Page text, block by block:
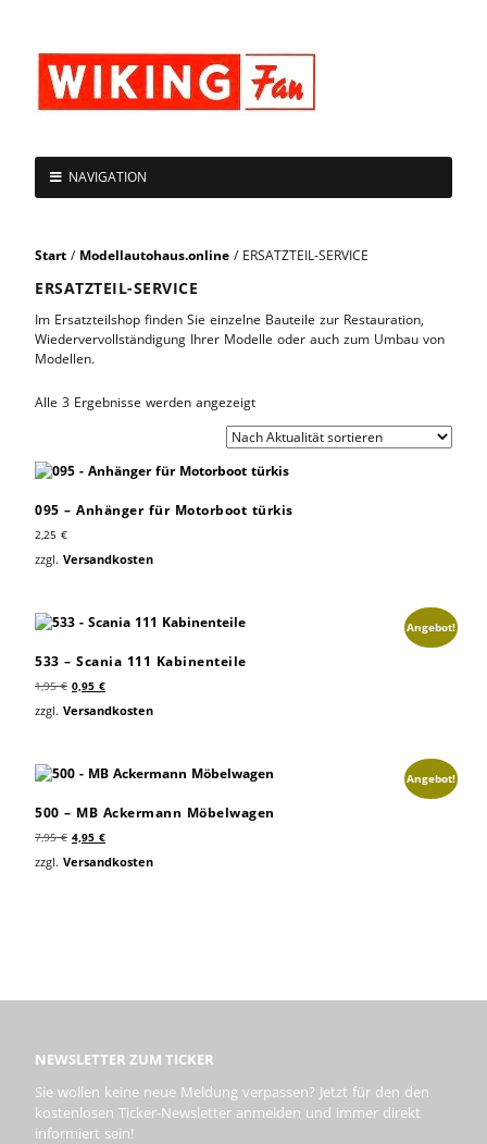
NAVIGATION
Start / Modellautohaus.online / ERSATZTEIL-SERVICE
ERSATZTEIL-SERVICE
Im Ersatzteilshop finden Sie einzelne Bauteile zur Restauration,
Wiedervervollständigung Ihrer Modelle oder auch zum Umbau von
Modellen.
Alle 3 Ergebnisse werden angezeigt
095 – Anhänger für Motorboot türkis
2,25 €
zzgl. Versandkosten
Angebot!
533 – Scania 111 Kabinenteile
1,95€ 0,95 €
zzgl. Versandkosten
Angebot!
500 – MB Ackermann Möbelwagen
7,95€ 4,95 €
zzgl. Versandkosten
NEWSLETTER ZUM TICKER
Sie wollen keine neue Meldung verpassen? Jetzt für den den
kostenlosen Ticker-Newsletter anmelden und immer direkt
informiert sein!